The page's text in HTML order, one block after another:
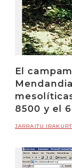
El
8500 y el
JARRAITU